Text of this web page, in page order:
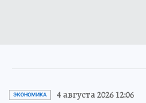
ЭКОНОМИКА 4 августа 2026 12:06